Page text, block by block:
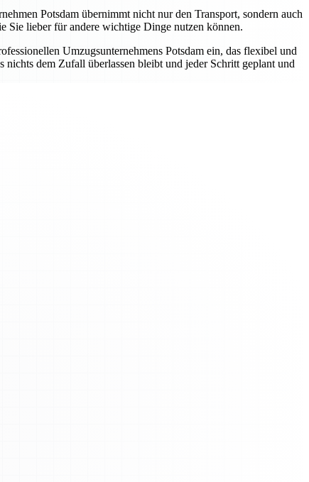
Potsdam übernimmt nicht nur den Transport, sondern auch
Sie lieber für andere wichtige Dinge nutzen können.
Umzugsunternehmens Potsdam ein, das flexibel und
dem Zufall überlassen bleibt und jeder Schritt geplant und